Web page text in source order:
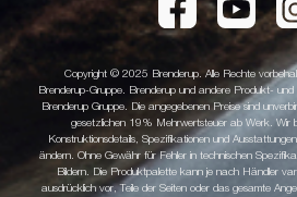
Copyright © 2025 Brenderup. Alle Rechte
Brenderup-Gruppe. Brenderup und andere Produkt-
Brenderup Gruppe. Die angegebenen Preise sind
gesetzlichen 19% Mehrwertsteuer ab Werk. Wir
Konstruktionsdetails, Spezifikationen und
ändern. Ohne Gewähr für Fehler in technischen
Bildern. Die Produktpalette kann je nach Händler
ausdrücklich vor, Teile der Seiten oder das gesamte